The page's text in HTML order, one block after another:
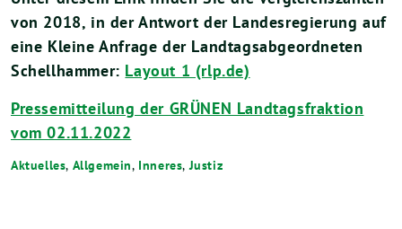
von 2018, in der Antwort der Landesregierung auf
eine Kleine Anfrage der Landtagsabgeordneten
Schellhammer: Layout 1 (rlp.de)
Pressemitteilung der GRÜNEN Landtagsfraktion
vom 02.11.2022
Aktuelles, Allgemein, Inneres,Justiz